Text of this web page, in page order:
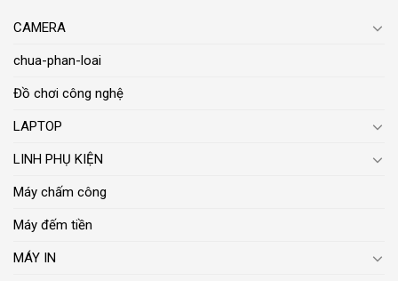
CAMERA
chua-phan-loai
Đồ chơi công nghệ
LAPTOP
LINH PHỤ KIỆN
Máy chấm công
Máy đếm tiền
MÁY IN